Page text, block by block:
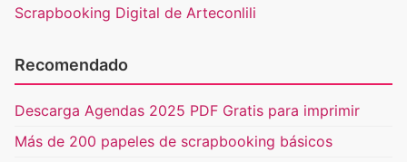
Scrapbooking Digital de Arteconlili
Recomendado
Descarga Agendas 2025 PDF Gratis para imprimir
Más de 200 papeles de scrapbooking básicos